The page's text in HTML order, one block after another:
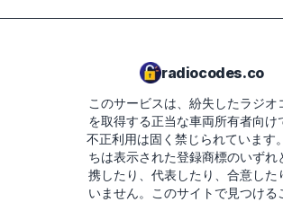
00790
radiocodes.co
このサービスは、紛失したラジオ
を取得する正当な車両所有者向け
不正利用は固く禁じられています。
ちは表示された登録商標のいずれ
携したり、代表したり、合意した
いません。このサイトで見つける